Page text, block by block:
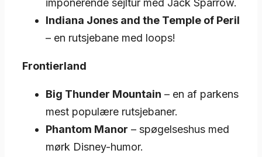
imponerende sejltur med Jack Sparrow.
Indiana Jones and the Temple of Peril
– en rutsjebane med loops!
Frontierland
Big Thunder Mountain – en af parkens
mest populære rutsjebaner.
Phantom Manor – spøgelseshus med
mørk Disney-humor.